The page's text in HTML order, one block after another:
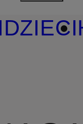
DZIECI